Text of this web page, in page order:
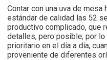
Contar con una uva de
estándar de calidad las 52
productivo complicado, que
detalles, pero posible; por
prioritario en el día a día,
proveniente de diferentes